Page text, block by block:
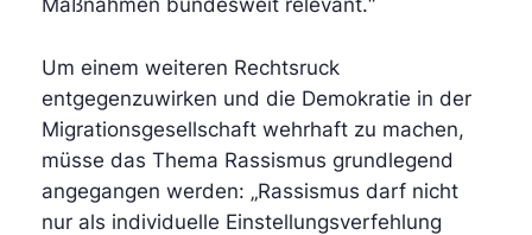
Um einem weiteren Rechtsruck
entgegenzuwirken und die Demokratie in der
Migrationsgesellschaft wehrhaft zu machen,
müsse das Thema Rassismus grundlegend
angegangen werden: „Rassismus darf nicht
nur als individuelle Einstellungsverfehlung